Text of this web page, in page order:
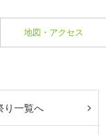
地図・アクセス
り一覧へ